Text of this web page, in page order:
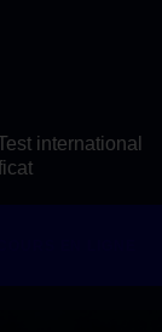
international